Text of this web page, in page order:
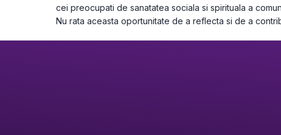
cei preocupati de sanatatea sociala si spirituala a
Nu rata aceasta oportunitate de a reflecta si de a